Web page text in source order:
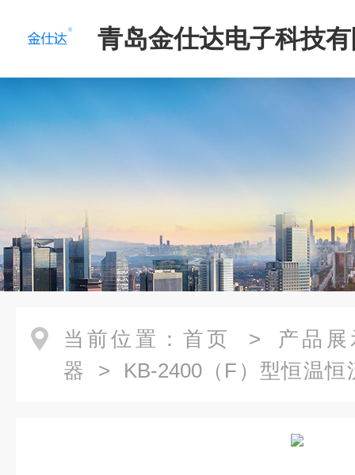
青岛金仕达电子科技
当前位置： 首页 > 产品展
器 > KB-2400（F）型恒温恒